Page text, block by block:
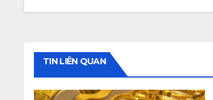
bài
TIN LIÊN QUAN